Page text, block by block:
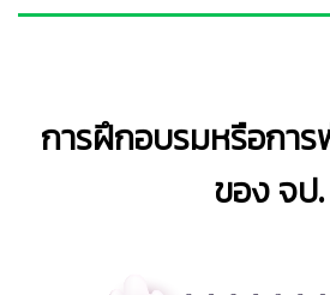
การฝึกอบรมหรือกา
ของ จป.